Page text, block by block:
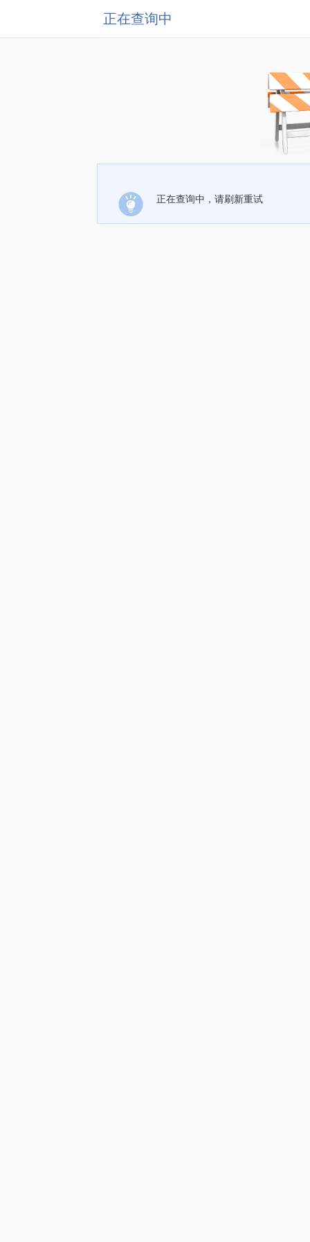
正在查询中
正在查询中，请刷新重试